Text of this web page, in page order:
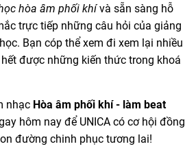
hòa âm phối khívà sẵn sàng hỗ
trực tiếp những câu hỏi của giảng
Bạn cóp thể xem đi xem lại nhiều
được những kiến thức trong khoá
nhạc Hòa âm phối khí - làm beat
hôm nay để UNICA có cơ hội đồng
đường chinh phục tương lai!